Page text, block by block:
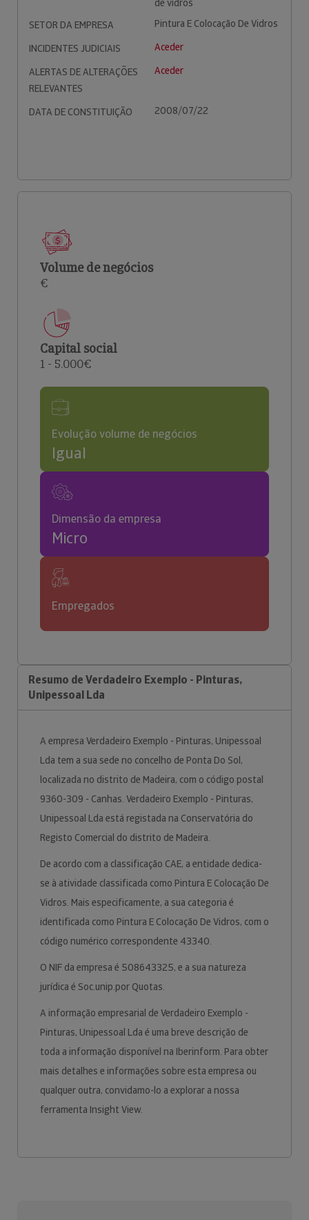
de vidros
SETOR DA EMPRESA
Pintura E Colocação De Vidros
INCIDENTES JUDICIAIS
Aceder
ALERTAS DE ALTERAÇÕES
RELEVANTES
Aceder
DATA DE CONSTITUIÇÃO 2008/07/22
Volume de negócios
€
Capital social
1 - 5.000€
Evolução volume de negócios
Igual
Dimensão da empresa
Micro
Empregados
Resumo de Verdadeiro Exemplo - Pinturas,
Unipessoal Lda
A empresa Verdadeiro Exemplo - Pinturas, Unipessoal
Lda tem a sua sede no concelho de Ponta Do Sol,
localizada no distrito de Madeira, com o código postal
9360-309 - Canhas. Verdadeiro Exemplo - Pinturas,
Unipessoal Lda está registada na Conservatória do
Registo Comercial do distrito de Madeira.
De acordo com a classificação CAE, a entidade dedica-
se à atividade classificada como Pintura E Colocação De
Vidros. Mais especificamente, a sua categoria é
identificada como Pintura E Colocação De Vidros, com o
código numérico correspondente 43340.
O NIF da empresa é 508643325, e a sua natureza
jurídica é Soc.unip.por Quotas.
A informação empresarial de Verdadeiro Exemplo -
Pinturas, Unipessoal Lda é uma breve descrição de
toda a informação disponível na Iberinform. Para obter
mais detalhes e informações sobre esta empresa ou
qualquer outra, convidamo-lo a explorar a nossa
ferramenta Insight View.